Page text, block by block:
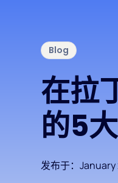
Blog
在拉
的5
发布于：January